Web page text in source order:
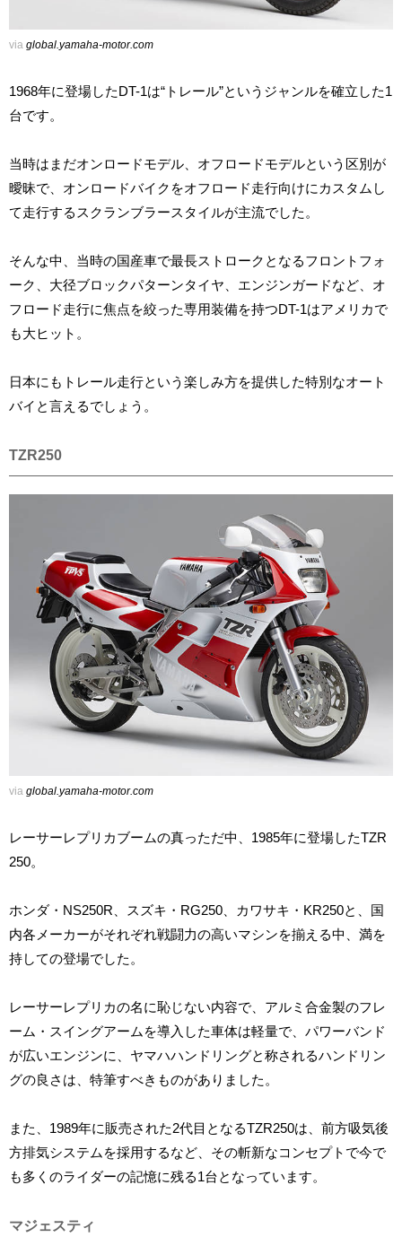
via global.yamaha-motor.com
1968年に登場したDT-1は“トレール”というジャンルを確立した1
台です。
当時はまだオンロードモデル、オフロードモデルという区別が
曖昧で、オンロードバイクをオフロード走行向けにカスタムし
て走行するスクランブラースタイルが主流でした。
そんな中、当時の国産車で最長ストロークとなるフロントフォ
ーク、大径ブロックパターンタイヤ、エンジンガードなど、オ
フロード走行に焦点を絞った専用装備を持つDT-1はアメリカで
も大ヒット。
日本にもトレール走行という楽しみ方を提供した特別なオート
バイと言えるでしょう。
TZR250
via global.yamaha-motor.com
レーサーレプリカブームの真っただ中、1985年に登場したTZR
250。
ホンダ・NS250R、スズキ・RG250、カワサキ・KR250と、国
内各メーカーがそれぞれ戦闘力の高いマシンを揃える中、満を
持しての登場でした。
レーサーレプリカの名に恥じない内容で、アルミ合金製のフレ
ーム・スイングアームを導入した車体は軽量で、パワーバンド
が広いエンジンに、ヤマハハンドリングと称されるハンドリン
グの良さは、特筆すべきものがありました。
また、1989年に販売された2代目となるTZR250は、前方吸気後
方排気システムを採用するなど、その斬新なコンセプトで今で
も多くのライダーの記憶に残る1台となっています。
マジェスティ